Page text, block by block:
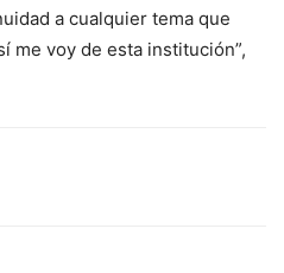
a cualquier tema que
me voy de esta institución”,